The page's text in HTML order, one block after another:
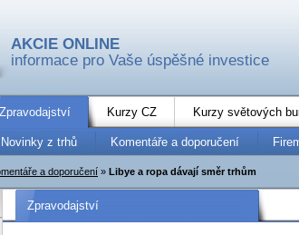
AKCIE ONLINE
informace pro Vaše úspěšné investice
Zpravodajství Kurzy CZ Kurzy světových
Novinky z trhů Komentáře a doporučení
a doporučení » Libye a ropa dávají směr trhům
Zpravodajství